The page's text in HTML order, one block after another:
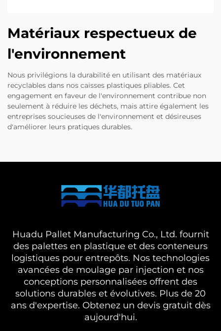
Matériaux respectueux de
l'environnement
Nous privilégions la durabilité en utilisant des matériaux
recyclables dans nos caisses plastiques pliables. Cet
engagement en faveur de l'environnement contribue non
seulement à réduire les déchets, mais attire également les
entreprises soucieuses de l'environnement et désireuses
d'améliorer leurs pratiques durables.
Huadu Pallet Manufacturing Co., Ltd. fournit
des palettes en plastique et des conteneurs
logistiques pour entrepôts. Nos technologies
avancées de moulage par injection et nos
conceptions personnalisées offrent des
solutions durables et évolutives. Plus de 20
ans d'expertise. Obtenez un devis gratuit dès
aujourd'hui.